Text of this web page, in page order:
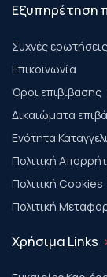
Εξυπηρέτηση
Συχνές ερωτήσεις
Επικοινωνία
Όροι επιβίβασης
Δικαιώματα
Ενότητα
Πολιτική
Πολιτική Cookies
Πολιτική
Χρήσιμα Links